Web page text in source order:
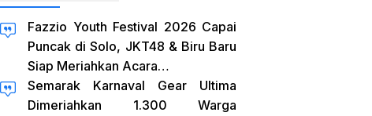
Fazzio Youth Festival 2026 Capai
Puncak di Solo, JKT48 & Biru Baru
Siap Meriahkan Acara…
Semarak Karnaval Gear Ultima
Dimeriahkan 1.300 Warga